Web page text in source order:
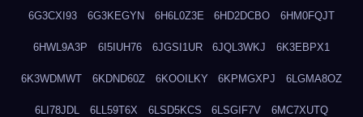
6G3CXI93 6G3KEGYN 6H6L0Z3E 6HD2DCBO 6HM0FQJT
6HWL9A3P 6I5IUH76 6JGSI1UR 6JQL3WKJ 6K3EBPX1
6K3WDMWT 6KDND60Z 6KOOILKY 6KPMGXPJ 6LGMA8OZ
6LI78JDL 6LL59T6X 6LSD5KCS 6LSGIF7V 6MC7XUTQ